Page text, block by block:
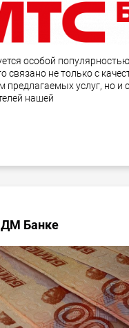
особой
связано не только с
предлагаемых услуг, но и
нашей
Банке